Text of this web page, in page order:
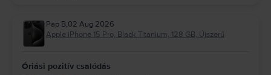
Pap B,02 Aug 2026
Apple iPhone 15 Pro, Black Titanium, 128 GB, Újszerű
Óriási pozitív csalódás